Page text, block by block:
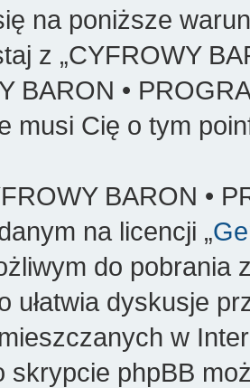
na poniższe
z „CYFROWY
BARON •
musi Cię o tym
BARON •
na licencji „
do pobrania
ułatwia dyskusje
w
skrypcie phpBB